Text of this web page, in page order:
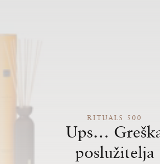
RITUALS 500
Ups…
poslužitelja